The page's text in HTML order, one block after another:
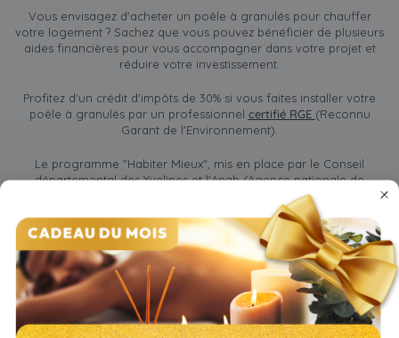
Vous envisagez d'acheter un poêle à granulés pour chauffer
votre logement ? Sachez que vous pouvez bénéficier de plusieurs
aides financières pour vous accompagner dans votre projet et
réduire votre investissement.
Profitez d'un crédit d'impôts de 30% si vous faites installer votre
poêle à granulés par un professionnel certifié RGE (Reconnu
Garant de l'Environnement).
Le programme "Habiter Mieux", mis en place par le Conseil
départemental des Yvelines et l'Anah (Agence nationale de
l'habitat), offre des aides financières aux propriétaires occupants
souhaitant réaliser un ensemble de travaux d'amélioration
énergétique, incluant l'installation d'un poêle à granulés.
Détails des aides disponibles dans le cadre du programme
Habiter Mieux" :
Le montant de la subvention dépend de vos revenus, du type
de travaux réalisés et des caractéristiques de votre logement.